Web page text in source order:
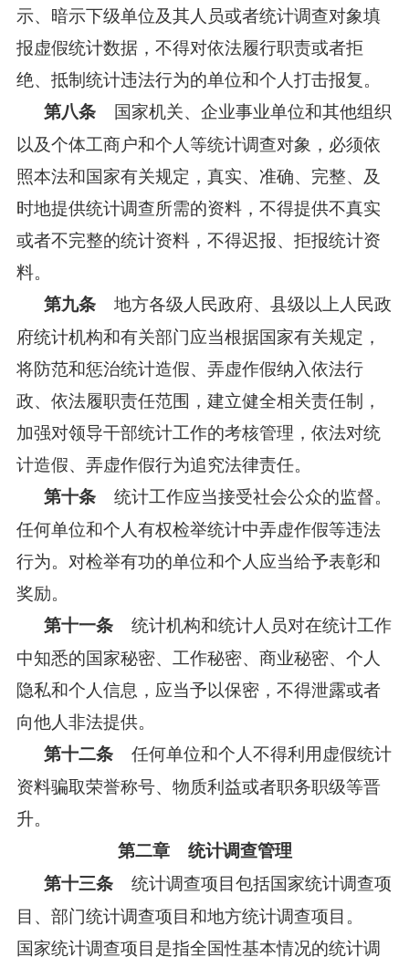
示、暗示下级单位及其人员或者统计调查对象填
报虚假统计数据，不得对依法履行职责或者拒
绝、抵制统计违法行为的单位和个人打击报复。
第八条国家机关、企业事业单位和其他组织
以及个体工商户和个人等统计调查对象，必须依
照本法和国家有关规定，真实、准确、完整、及
时地提供统计调查所需的资料，不得提供不真实
或者不完整的统计资料，不得迟报、拒报统计资
料。
第九条地方各级人民政府、县级以上人民政
府统计机构和有关部门应当根据国家有关规定，
将防范和惩治统计造假、弄虚作假纳入依法行
政、依法履职责任范围，建立健全相关责任制，
加强对领导干部统计工作的考核管理，依法对统
计造假、弄虚作假行为追究法律责任。
第十条统计工作应当接受社会公众的监督。
任何单位和个人有权检举统计中弄虚作假等违法
行为。对检举有功的单位和个人应当给予表彰和
奖励。
第十一条统计机构和统计人员对在统计工作
中知悉的国家秘密、工作秘密、商业秘密、个人
隐私和个人信息，应当予以保密，不得泄露或者
向他人非法提供。
第十二条任何单位和个人不得利用虚假统计
资料骗取荣誉称号、物质利益或者职务职级等晋
升。
第二章 统计调查管理
第十三条统计调查项目包括国家统计调查项
目、部门统计调查项目和地方统计调查项目。
国家统计调查项目是指全国性基本情况的统计调